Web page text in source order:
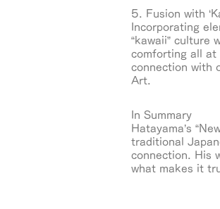
5. Fusion with
Incorporating
“kawaii” culture
comforting all at
connection with
Art.
In Summary
Hatayama’s
traditional
connection. His
what makes it